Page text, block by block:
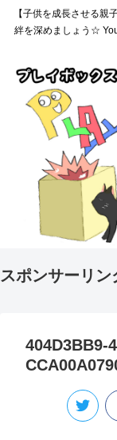
【子供を成長させる親
絆を深めましょう☆
スポンサーリン
404D3BB9-